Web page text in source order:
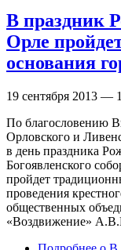
В праздник
Орле
основания
19 сентября 2013 —
По благословению
Орловского и
в день праздника
Богоявленского
пройдет
проведения
общественных
«Воздвижение»